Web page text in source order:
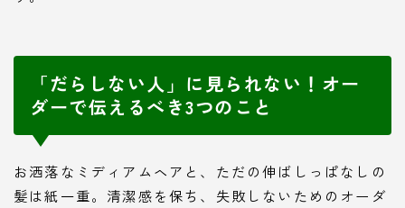
「だらしない人」に見られない！オー
ダーで伝えるべき3つのこと
お洒落なミディアムヘアと、ただの伸ばしっぱなしの
髪は紙一重。清潔感を保ち、失敗しないためのオーダ